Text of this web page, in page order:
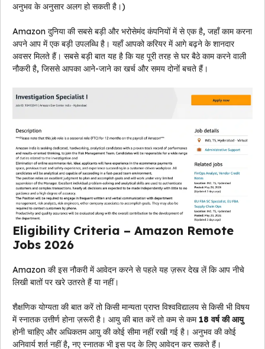
अनुभव के अनुसार अलग हो सकती है।)
Amazon दुनिया की सबसे बड़ी और भरोसेमंद कंपनियों में से एक है, जहाँ काम करना
अपने आप में एक बड़ी उपलब्धि है। यहाँ आपको करियर में आगे बढ़ने के शानदार
अवसर मिलते हैं। सबसे बड़ी बात यह है कि यह पूरी तरह से घर बैठे काम करने वाली
नौकरी है, जिससे आपका आने-जाने का खर्च और समय दोनों बचते हैं।
Eligibility Criteria – Amazon Remote
Jobs 2026
Amazon की इस नौकरी में आवेदन करने से पहले यह ज़रूर देख लें कि आप नीचे
लिखी बातों पर खरे उतरते हैं या नहीं।
शैक्षणिक योग्यता की बात करें तो किसी मान्यता प्राप्त विश्वविद्यालय से किसी भी विषय
में स्नातक उत्तीर्ण होना ज़रूरी है। आयु की बात करें तो कम से कम 18 वर्ष की आयु
होनी चाहिए और अधिकतम आयु की कोई सीमा नहीं रखी गई है। अनुभव की कोई
अनिवार्य शर्त नहीं है, नए स्नातक भी इस पद के लिए आवेदन कर सकते हैं।